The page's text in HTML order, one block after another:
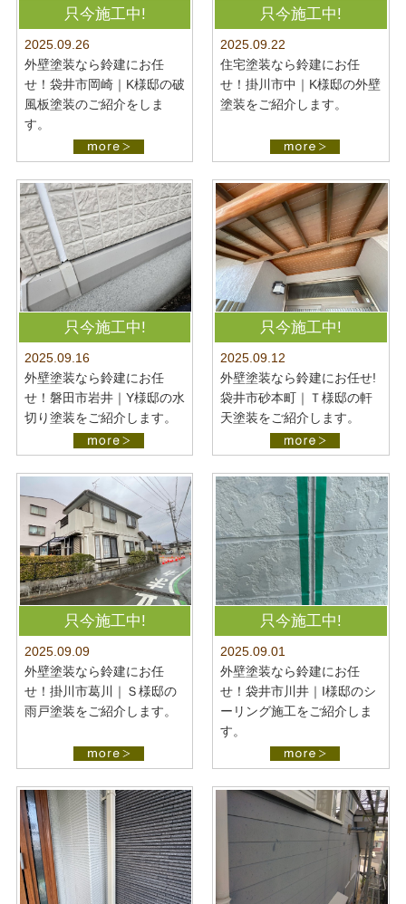
お問い合わせ
公開中
プライバシーポリシー
只今施工中!
2025.09.26
外壁塗装なら鈴建にお任
せ！袋井市岡崎｜K様邸の破
風板塗装のご紹介をしま
す。
只今施工中!
2025.09.22
住宅塗装なら鈴建にお任
せ！掛川市中｜K様邸の外壁
塗装をご紹介します。
只今施工中!
2025.09.16
外壁塗装なら鈴建にお任
せ！磐田市岩井｜Y様邸の水
切り塗装をご紹介します。
只今施工中!
2025.09.12
外壁塗装なら鈴建にお任せ!
袋井市砂本町｜Ｔ様邸の軒
天塗装をご紹介します。
只今施工中!
2025.09.09
外壁塗装なら鈴建にお任
せ！掛川市葛川｜Ｓ様邸の
雨戸塗装をご紹介します。
只今施工中!
2025.09.01
外壁塗装なら鈴建にお任
せ！袋井市川井｜I様邸のシ
ーリング施工をご紹介しま
す。